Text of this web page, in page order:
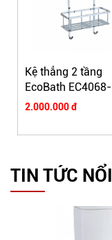
Kệ thẳng 2 tầng
EcoBath
2.000.000 đ
TIN TỨC